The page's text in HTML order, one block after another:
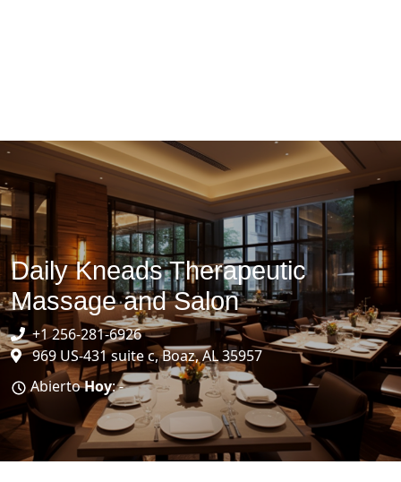
Daily Kneads Therapeutic
Massage and Salon
+1 256-281-6926
969 US-431 suite c, Boaz, AL 35957
AbiertoHoy: -